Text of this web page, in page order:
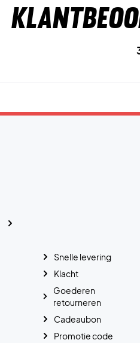
Snelle levering
Klacht
Goederen
retourneren
Cadeaubon
Promotie code